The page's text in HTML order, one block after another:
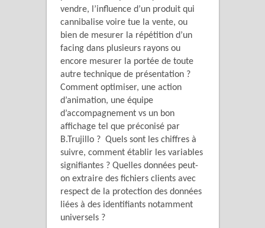
vendre, l’influence d’un produit qui
cannibalise voire tue la vente, ou
bien de mesurer la répétition d’un
facing dans plusieurs rayons ou
encore mesurer la portée de toute
autre technique de présentation ?
Comment optimiser, une action
d’animation, une équipe
d’accompagnement vs un bon
affichage tel que préconisé par
B.Trujillo ? Quels sont les chiffres à
suivre, comment établir les variables
signifiantes ? Quelles données peut-
on extraire des fichiers clients avec
respect de la protection des données
liées à des identifiants notamment
universels ?